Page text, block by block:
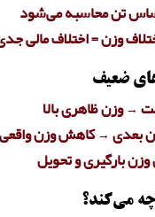
تن محاسبه می‌شود
ضعیف
→ وزن ظاهری بالا
→ کاهش وزن واقعی
وزن بارگیری و تحویل
می‌کند؟